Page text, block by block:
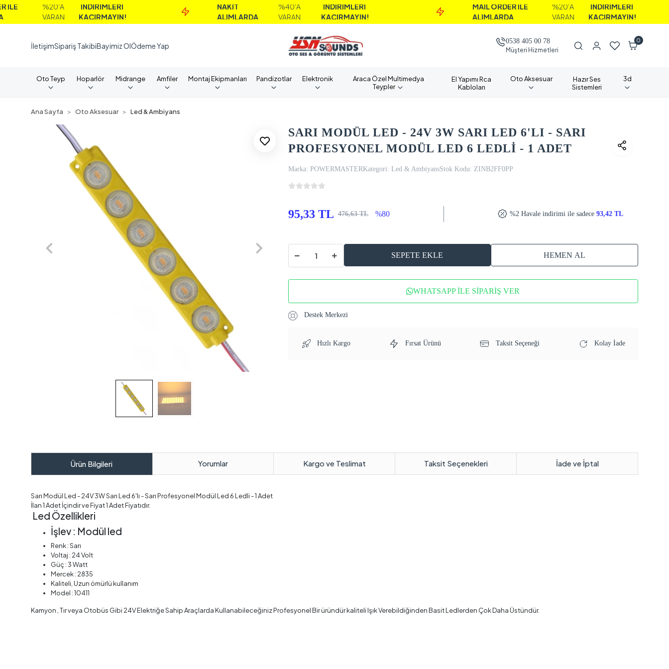
%20'A
İNDİRİMLERİ
KAÇIRMAYIN!
NAKİT
ALIMLARDA
VARAN
İNDİRİMLERİ
KAÇIRMAYIN!
MAİL ORDER İLE
ALIMLARDA
%20'A
İNDİRİMLERİ
KAÇIRMAYIN!
İletişimSipariş TakibiBayimiz OlÖdeme Yap
0538 405 00 78
Müşteri Hizmetleri
0
Oto Teyp Hoparlör Midrange Amfiler Montaj Ekipmanları Pandizotlar Elektronik
Araca Özel Multimedya
Teypler
El Yapımı Rca
Kabloları
Oto Aksesuar
Hazır Ses
Sistemleri
3d
Ana Sayfa Oto Aksesuar Led & Ambiyans
SARI MODÜL LED - 24V 3W SARI LED 6'LI - SARI
PROFESYONEL MODÜL LED 6 LEDLİ - 1 ADET
Marka: POWERMASTERKategori: Led & AmbiyansStok Kodu: ZINB2FF0PP
95,33 TL 476,63 TL %80 %2 Havale indirimi ile sadece 93,42 TL
SEPETE EKLE HEMEN AL
WHATSAPP İLE SİPARİŞ VER
Destek Merkezi
Hızlı Kargo Fırsat Ürünü Taksit Seçeneği Kolay İade
Ürün Bilgileri Yorumlar Kargo ve Teslimat Taksit Seçenekleri İade ve İptal
Sarı Modül Led - 24V 3W Sarı Led 6'lı - Sarı Profesyonel Modül Led 6 Ledli - 1 Adet
İlan 1 Adet İçindir ve Fiyat 1 Adet Fiyatıdır.
Led Özellikleri
İşlev : Modül led
Renk : Sarı
Voltaj : 24 Volt
Güç : 3 Watt
Mercek : 2835
Kaliteli, Uzun ömürlü kullanım
Model : 10411
Kamyon , Tır veya Otobüs Gibi 24V Elektriğe Sahip Araçlarda Kullanabileceğiniz Profesyonel Bir üründür kaliteli Işık Verebildiğinden Basit Ledlerden Çok Daha Üstündür.